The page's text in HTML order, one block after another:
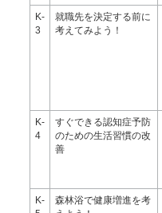
K-
3
就職先を決定する前に
考えてみよう！
K-
4
すぐできる認知症予防
のための生活習慣の改
善
K-
森林浴で健康増進を考